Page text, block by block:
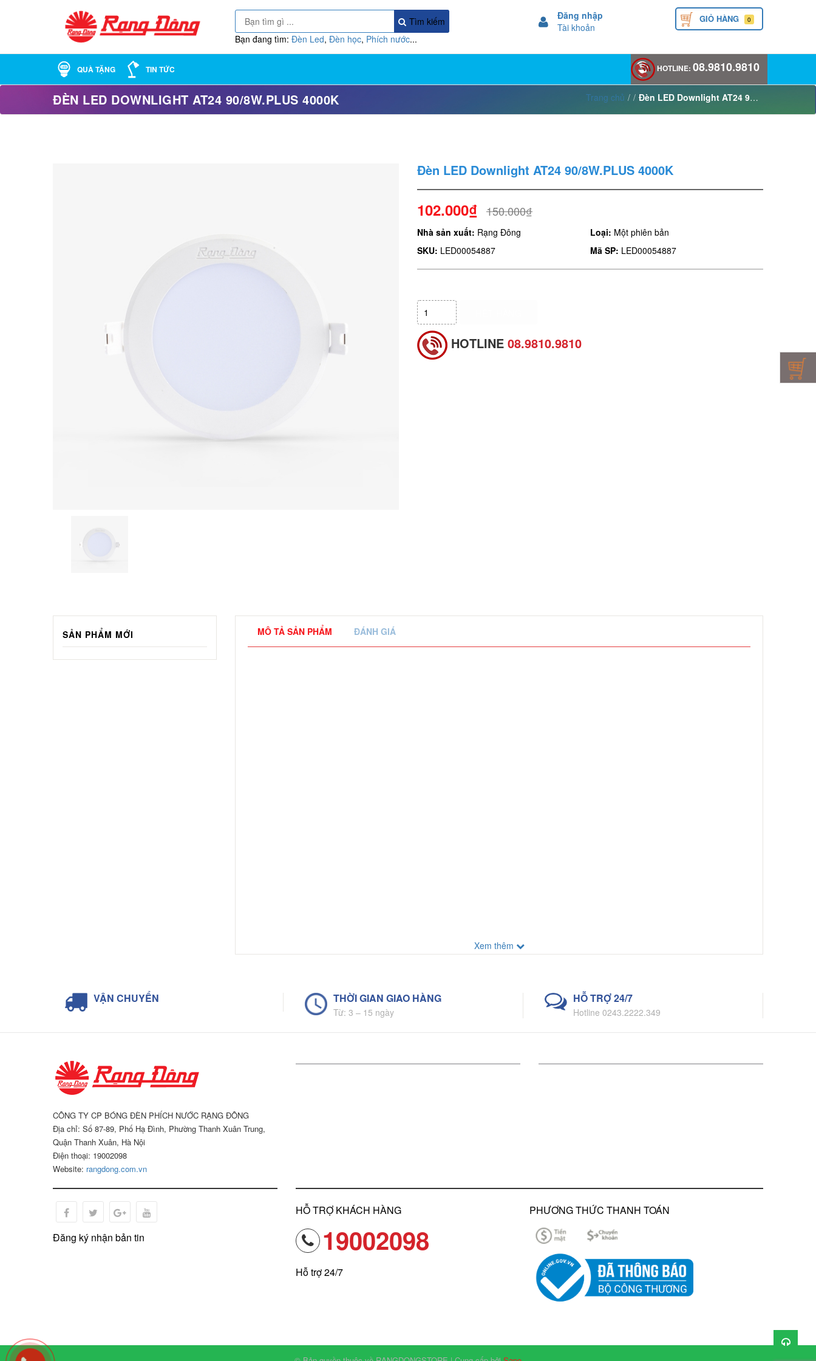
Tìm kiếm
Bạn đang tìm: Đèn Led, Đèn học, Phích nước...
Đăng nhập
Tài khoản
GIỎ HÀNG 0
QUÀ TẶNG TIN TỨC HOTLINE: 08.9810.9810
ĐÈN LED DOWNLIGHT AT24 90/8W.PLUS 4000K Trang chủ / / Đèn LED Downlight AT24 90/8W.PLUS 4000K
Đèn LED Downlight AT24 90/8W.PLUS 4000K
102.000₫ 150.000₫
Nhà sản xuất: Rạng Đông Loại: Một phiên bản
SKU: LED00054887 Mã SP: LED00054887
HOTLINE 08.9810.9810
SẢN PHẨM MỚI MÔ TẢ SẢN PHẨM ĐÁNH GIÁ
Xem thêm
VẬN CHUYỂN THỜI GIAN GIAO HÀNG
Từ: 3 – 15 ngày
HỖ TRỢ 24/7
Hotline 0243.2222.349
CÔNG TY CP BÓNG ĐÈN PHÍCH NƯỚC RẠNG ĐÔNG
Địa chỉ: Số 87-89, Phố Hạ Đình, Phường Thanh Xuân Trung,
Quận Thanh Xuân, Hà Nội
Điện thoại: 19002098
Website: rangdong.com.vn
Đăng ký nhận bản tin
HỖ TRỢ KHÁCH HÀNG
19002098
Hỗ trợ 24/7
PHƯƠNG THỨC THANH TOÁN